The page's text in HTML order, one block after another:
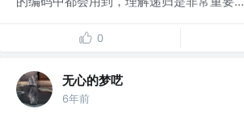
0
无心的梦呓
6年前